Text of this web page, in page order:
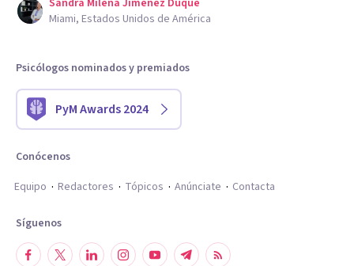
Sandra Milena Jimenez Duque
Miami, Estados Unidos de América
Psicólogos nominados y premiados
PyM Awards 2024
Conócenos
Equipo
Redactores Tópicos Anúnciate Contacta
Síguenos